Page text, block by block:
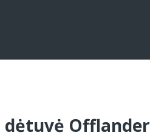
dėtuvė Offlander